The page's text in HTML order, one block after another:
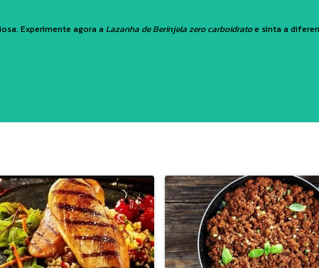
Experimente agora a Lazanha de Berinjela zero carboidratoe sinta a